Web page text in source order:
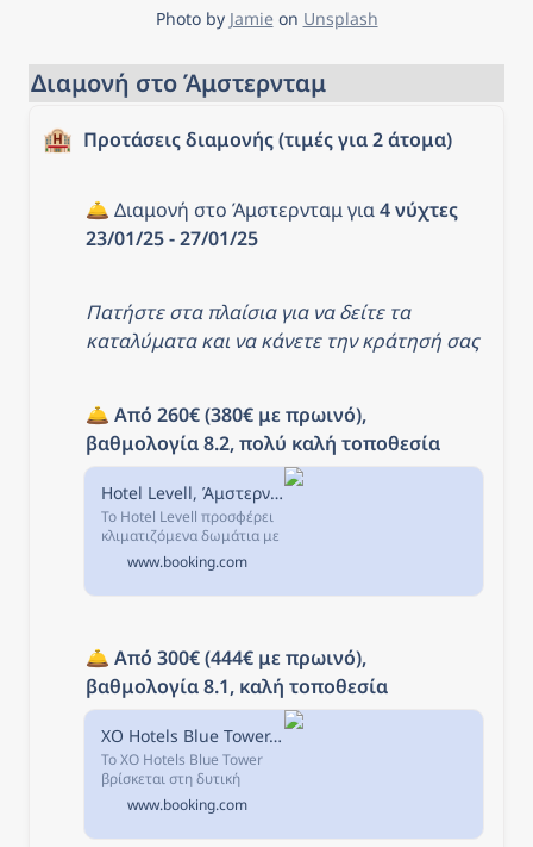
Keukenhof διαθέτει
χωράφια με περισσότερες
τουλίπες που απλώνονται
σε 32 εκτάρια.
Photo by Jamie on Unsplash
Διαμονή στο Άμστερνταμ
🏨 Προτάσεις διαμονής (τιμές για 2 άτομα)
🛎️ Διαμονή στο Άμστερνταμ για 4 νύχτες
23/01/25 - 27/01/25
Πατήστε στα πλαίσια για να δείτε τα
καταλύματα και να κάνετε την κράτησή σας
🛎️ Από 260€ (380€ με πρωινό),
βαθμολογία 8.2, πολύ καλή τοποθεσία
Hotel Levell, Άμστερνταμ, Κάτω Χώρες
Το Hotel Levell προσφέρει
κλιματιζόμενα δωμάτια με
δωρεάν WiFi στο
Άμστερνταμ, μόλις 15
λεπτά ή 8,5χλμ. μακριά
www.booking.com
🛎️ Από 300€ (444€ με πρωινό),
βαθμολογία 8.1, καλή τοποθεσία
XO Hotels Blue Tower, Άμστερνταμ, Κάτω Χώρες
Το XO Hotels Blue Tower
βρίσκεται στη δυτική
πλευρά του Άμστερνταμ
και προσφέρει
κλιματιζόμενα δωμάτια με
www.booking.com